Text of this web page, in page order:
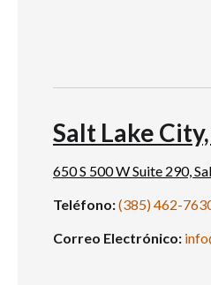
Salt Lake
650 S 500 W Suite 290,
Teléfono:(385) 462-
Correo Electrónico: